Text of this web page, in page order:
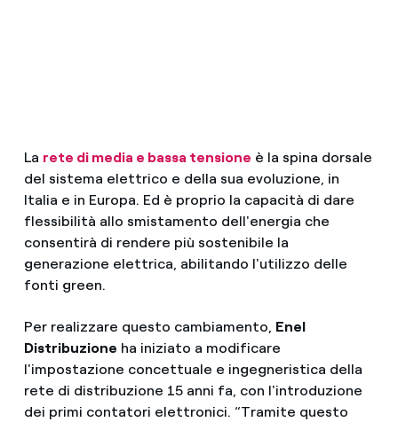
La rete di media e bassa tensione è la spina dorsale
del sistema elettrico e della sua evoluzione, in
Italia e in Europa. Ed è proprio la capacità di dare
flessibilità allo smistamento dell'energia che
consentirà di rendere più sostenibile la
generazione elettrica, abilitando l'utilizzo delle
fonti green.
Per realizzare questo cambiamento, Enel
Distribuzione ha iniziato a modificare
l'impostazione concettuale e ingegneristica della
rete di distribuzione 15 anni fa, con l'introduzione
dei primi contatori elettronici. “Tramite questo